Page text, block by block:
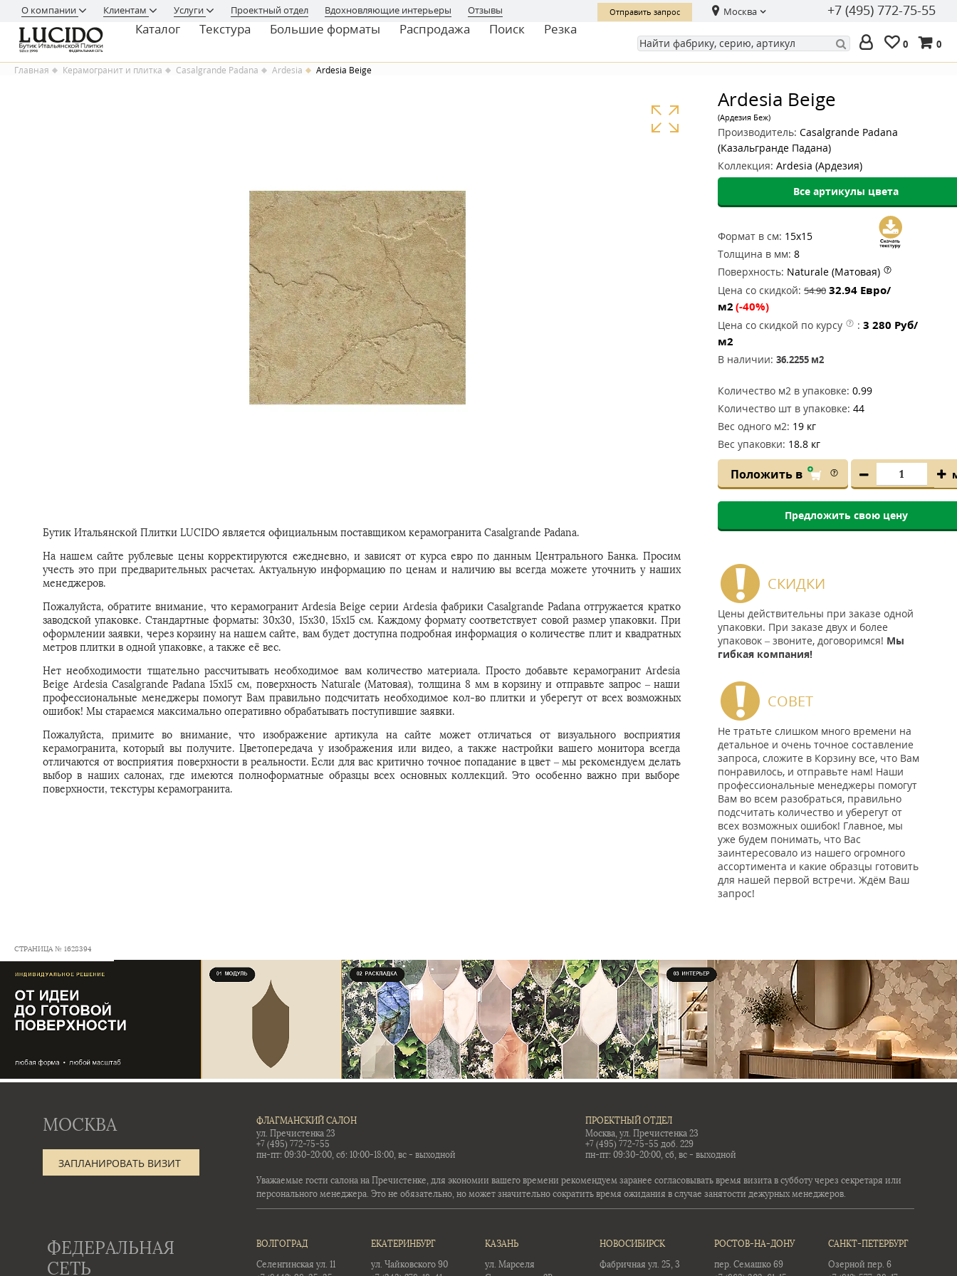
О компании Клиентам Услуги Проектный отдел Вдохновляющие интерьеры Отзывы Отправить запрос Москва +7 (495) 772-75-55
Каталог Текстура Большие форматы Распродажа Поиск Резка
0 0
Главная Керамогранит и плитка Casalgrande Padana Ardesia Ardesia Beige
Бутик Итальянской Плитки LUCIDO является официальным поставщиком керамогранита Casalgrande Padana.
На нашем сайте рублевые цены корректируются ежедневно, и зависят от курса евро по данным Центрального Банка. Просим
учесть это при предварительных расчетах. Актуальную информацию по ценам и наличию вы всегда можете уточнить у наших
менеджеров.
Пожалуйста, обратите внимание, что керамогранит Ardesia Beige серии Ardesia фабрики Casalgrande Padana отгружается кратко
заводской упаковке. Стандартные форматы: 30x30, 15x30, 15x15 см. Каждому формату соответствует совой размер упаковки. При
оформлении заявки, через корзину на нашем сайте, вам будет доступна подробная информация о количестве плит и квадратных
метров плитки в одной упаковке, а также её вес.
Нет необходимости тщательно рассчитывать необходимое вам количество материала. Просто добавьте керамогранит Ardesia
Beige Ardesia Casalgrande Padana 15x15 см, поверхность Naturale (Матовая), толщина 8 мм в корзину и отправьте запрос – наши
профессиональные менеджеры помогут Вам правильно подсчитать необходимое кол-во плитки и уберегут от всех возможных
ошибок! Мы стараемся максимально оперативно обрабатывать поступившие заявки.
Пожалуйста, примите во внимание, что изображение артикула на сайте может отличаться от визуального восприятия
керамогранита, который вы получите. Цветопередача у изображения или видео, а также настройки вашего монитора всегда
отличаются от восприятия поверхности в реальности. Если для вас критично точное попадание в цвет – мы рекомендуем делать
выбор в наших салонах, где имеются полноформатные образцы всех основных коллекций. Это особенно важно при выборе
поверхности, текстуры керамогранита.
Ardesia Beige
(Ардезия Беж)
Производитель: Casalgrande Padana
(Казальгранде Падана)
Коллекция: Ardesia (Ардезия)
Все артикулы цвета
Формат в см: 15x15
Толщина в мм: 8
Поверхность: Naturale (Матовая)
Цена со скидкой: 54.90 32.94 Евро/
м2(-40%)
Цена со скидкой по курсу : 3 280 Руб/
м2
В наличии: 36.2255 м2
Количество м2 в упаковке: 0.99
Количество шт в упаковке: 44
Вес одного м2: 19 кг
Вес упаковки: 18.8 кг
Положить в
Предложить свою цену
СКИДКИ
Цены действительны при заказе одной
упаковки. При заказе двух и более
упаковок – звоните, договоримся! Мы
гибкая компания!
СОВЕТ
Не тратьте слишком много времени на
детальное и очень точное составление
запроса, сложите в Корзину все, что Вам
понравилось, и отправьте нам! Наши
профессиональные менеджеры помогут
Вам во всем разобраться, правильно
подсчитать количество и уберегут от
всех возможных ошибок! Главное, мы
уже будем понимать, что Вас
заинтересовало из нашего огромного
ассортимента и какие образцы готовить
для нашей первой встречи. Ждём Ваш
запрос!
СТРАНИЦА № 1628394
МОСКВА
ЗАПЛАНИРОВАТЬ ВИЗИТ
ФЛАГМАНСКИЙ САЛОН
ул. Пречистенка 23
+7 (495) 772-75-55
пн-пт: 09:30-20:00, сб: 10:00-18:00, вс - выходной
ПРОЕКТНЫЙ ОТДЕЛ
Москва, ул. Пречистенка 23
+7 (495) 772-75-55 доб. 229
пн-пт: 09:30-20:00, сб, вс - выходной
Уважаемые гости салона на Пречистенке, для экономии вашего времени рекомендуем заранее согласовывать время визита в субботу через секретаря или
персонального менеджера. Это не обязательно, но может значительно сократить время ожидания в случае занятости дежурных менеджеров.
ФЕДЕРАЛЬНАЯ
СЕТЬ
ВОЛГОГРАД
Селенгинская ул. 11
ЕКАТЕРИНБУРГ
ул. Чайковского 90
КАЗАНЬ
ул. Марселя
НОВОСИБИРСК
Фабричная ул. 25, 3
РОСТОВ-НА-ДОНУ
пер. Семашко 69
САНКТ-ПЕТЕРБУРГ
Озерной пер. 6